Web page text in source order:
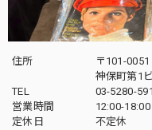
住所
〒101-
神保町第1
TEL
03-5280-
営業時間
12:00-18:00
定休日
不定休